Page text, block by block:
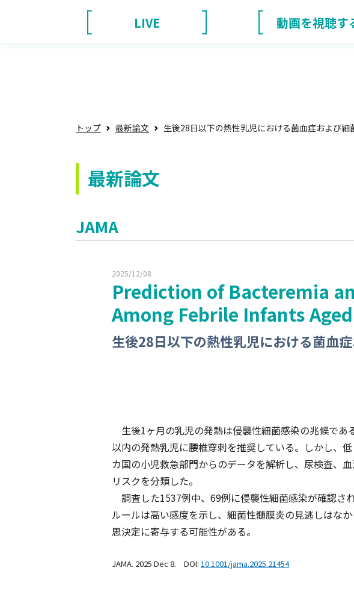
LIVE 動画を視聴す
トップ 最新論文 生後28日以下の熱性乳児における菌血症および細
最新論文
JAMA
2025/12/08
Prediction of Bacteremia
Among Febrile Infants
生後28日以下の熱性乳児における菌血
生後1ヶ月の乳児の発熱は侵襲性細菌感染の兆候であ
以内の発熱乳児に腰椎穿刺を推奨している。しかし、
カ国の小児救急部門からのデータを解析し、尿検査、
リスクを分類した。
調査した1537例中、69例に侵襲性細菌感染が確認さ
ルールは高い感度を示し、細菌性髄膜炎の見逃しはな
思決定に寄与する可能性がある。
JAMA. 2025 Dec 8. DOI: 10.1001/jama.2025.21454